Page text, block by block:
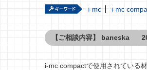
i-mc i-mc
【ご相談内容】 baneska
i-mc compactで使用されている